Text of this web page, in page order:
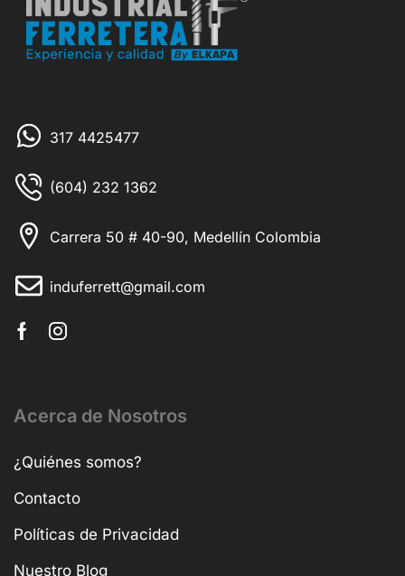
317 4425477
(604) 232 1362
Carrera 50 # 40-90, Medellín Colombia
induferrett@gmail.com
Acerca de Nosotros
¿Quiénes somos?
Contacto
Políticas de Privacidad
Nuestro Blog